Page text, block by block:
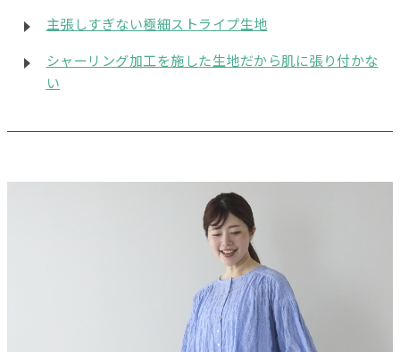
主張しすぎない極細ストライプ生地
シャーリング加工を施した生地だから肌に張り付かな
い